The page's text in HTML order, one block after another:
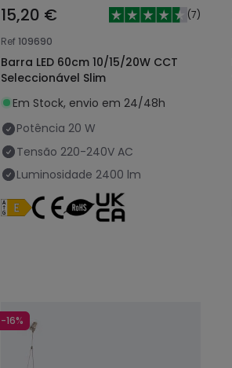
15,20 € (7)
Ref109690
Barra LED 60cm 10/15/20W CCT
Seleccionável Slim
Em Stock, envio em 24/48h
Potência 20 W
Tensão 220-240V AC
Luminosidade 2400 lm
-16%